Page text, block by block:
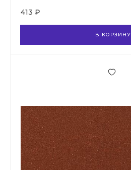
413 ₽
В КОРЗИНУ